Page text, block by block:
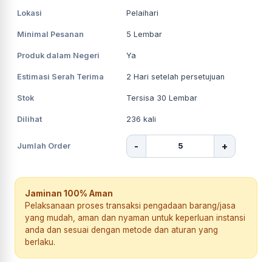
Lokasi Pelaihari
Minimal Pesanan 5 Lembar
Produk dalam Negeri Ya
Estimasi Serah Terima 2 Hari setelah persetujuan
Stok Tersisa 30 Lembar
Dilihat 236 kali
Jumlah Order - +
Jaminan 100% Aman
Pelaksanaan proses transaksi pengadaan barang/jasa
yang mudah, aman dan nyaman untuk keperluan instansi
anda dan sesuai dengan metode dan aturan yang
berlaku.